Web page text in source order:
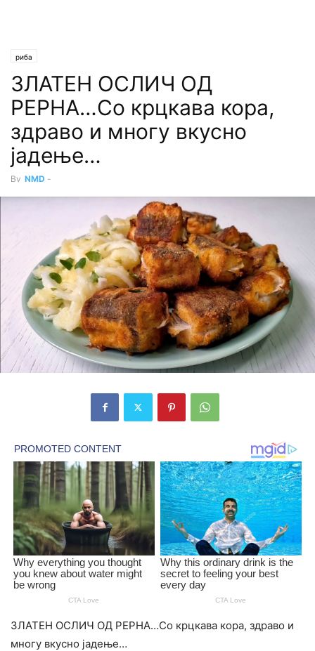
риба
ЗЛАТЕН ОСЛИЧ ОД
РЕРНА…Со крцкава кора,
здраво и многу вкусно
јадење…
By NMD -
ЗЛАТЕН ОСЛИЧ ОД РЕРНА…Со крцкава кора, здраво и
многу вкусно јадење…